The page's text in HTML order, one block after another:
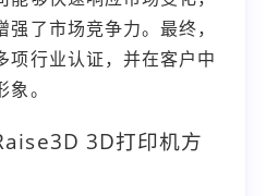
了市场竞争力。最终，
项行业认证，并在客户中
。
3D打印机方